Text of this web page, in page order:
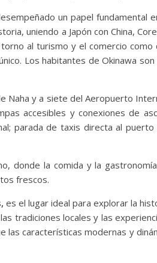
un papel fundamental
uniendo a Japón con China,
al turismo y el comercio como
Los habitantes de Okinawa
Naha y a siete del Aeropuerto
accesibles y conexiones de
parada de taxis directa al
donde la comida y la
frescos.
es el lugar ideal para explorar la
tradiciones locales y las
características modernas y